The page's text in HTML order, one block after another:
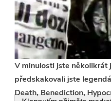
V minulosti jste několikrát
předskakovali jste
Death, Benediction,